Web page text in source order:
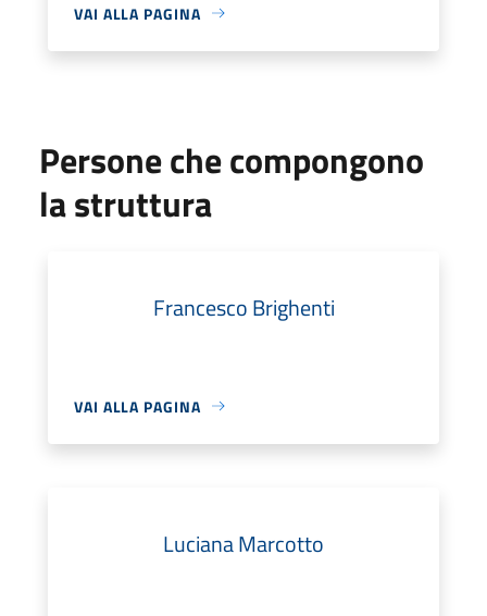
VAI ALLA PAGINA
Persone che compongono
la struttura
Francesco Brighenti
VAI ALLA PAGINA
Luciana Marcotto